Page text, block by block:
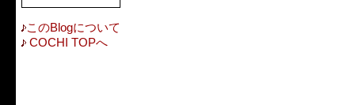
このBlogについて
COCHI TOPへ